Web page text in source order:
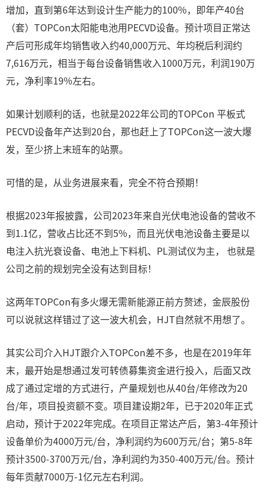
增加，直到第6年达到设计生产能力的100%，即年产40台
（套）TOPCon太阳能电池用PECVD设备。预计项目正常达
产后可形成年均销售收入约40,000万元、年均税后利润约
7,616万元，相当于每台设备销售收入1000万元，利润190万
元，净利率19%左右。
如果计划顺利的话，也就是2022年公司的TOPCon 平板式
PECVD设备年产达到20台，那也赶上了TOPCon这一波大爆
发，至少挤上末班车的站票。
可惜的是，从业务进展来看，完全不符合预期！
根据2023年报披露，公司2023年来自光伏电池设备的营收不
到1.1亿，营收占比还不到5%，而且光伏电池设备主要是以
电注入抗光衰设备、电池上下料机、PL测试仪为主， 也就是
公司之前的规划完全没有达到目标！
这两年TOPCon有多火爆无需新能源正前方赘述，金辰股份
可以说就这样错过了这一波大机会，HJT自然就不用想了。
其实公司介入HJT跟介入TOPCon差不多，也是在2019年年
末，最开始是想通过发可转债募集资金进行投入，后面又改
成了通过定增的方式进行，产量规划也从40台/年修改为20
台/年，项目投资额不变。项目建设期2年，已于2020年正式
启动，预计于2022年完成。在项目正常达产后，第3-4年预计
设备单价为4000万元/台，净利润约为600万元/台；第5-8年
预计3500-3700万元/台，净利润约为350-400万元/台。预计
每年贡献7000万-1亿元左右利润。